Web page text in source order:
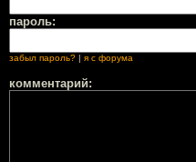
пароль:
забыл пароль? | я с форума
комментарий: